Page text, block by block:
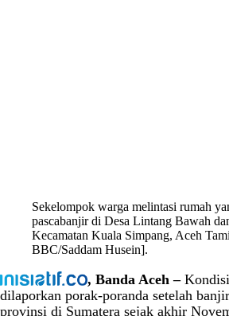
Sekelompok warga melintasi rumah
pascabanjir di Desa Lintang Bawah
Kecamatan Kuala Simpang, Aceh
BBC/Saddam Husein].
, Banda Aceh –Kondisi
dilaporkan porak-poranda setelah
provinsi di Sumatera sejak akhir